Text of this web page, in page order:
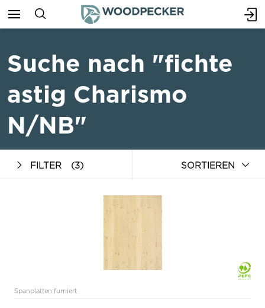
Suche nach "fichte
astig Charismo
N/NB"
FILTER (3) SORTIEREN
Spanplatten furniert